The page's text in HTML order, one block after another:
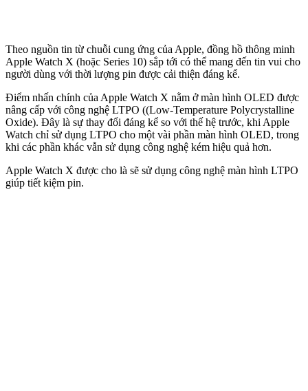
Theo nguồn tin từ chuỗi cung ứng của Apple, đồng hồ thông minh
Apple Watch X (hoặc Series 10) sắp tới có thể mang đến tin vui cho
người dùng với thời lượng pin được cải thiện đáng kể.
Điểm nhấn chính của Apple Watch X nằm ở màn hình OLED được
nâng cấp với công nghệ LTPO ((Low-Temperature Polycrystalline
Oxide). Đây là sự thay đổi đáng kể so với thế hệ trước, khi Apple
Watch chỉ sử dụng LTPO cho một vài phần màn hình OLED, trong
khi các phần khác vẫn sử dụng công nghệ kém hiệu quả hơn.
Apple Watch X được cho là sẽ sử dụng công nghệ màn hình LTPO
giúp tiết kiệm pin.